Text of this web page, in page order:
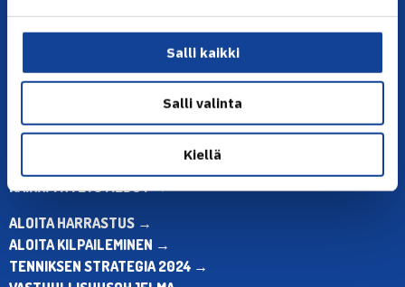
Salli kaikki
Salli valinta
Kiellä
Toimiston puhelinajat:
Muina aikoina olkaa yhteydessä
sähköpostitse: toimisto@tennis.fi
KAIKKI YHTEYSTIEDOT →
ALOITA HARRASTUS →
ALOITA KILPAILEMINEN →
TENNIKSEN STRATEGIA 2024 →